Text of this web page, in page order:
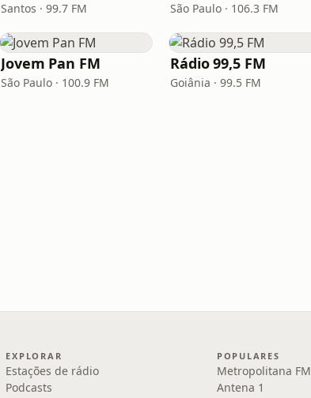
Santos · 99.7 FM São Paulo · 106.3 FM
Jovem Pan FM
São Paulo · 100.9 FM
Rádio 99,5 FM
Goiânia · 99.5 FM
EXPLORAR
Estações de rádio
Podcasts
POPULARES
Metropolitana FM
Antena 1